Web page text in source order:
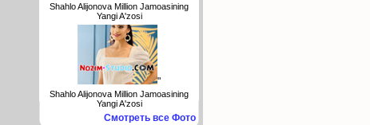
Shahlo Alijonova Million Jamoasining
Yangi A'zosi
"
Shahlo Alijonova Million Jamoasining
Yangi A'zosi
Смотреть все Фото